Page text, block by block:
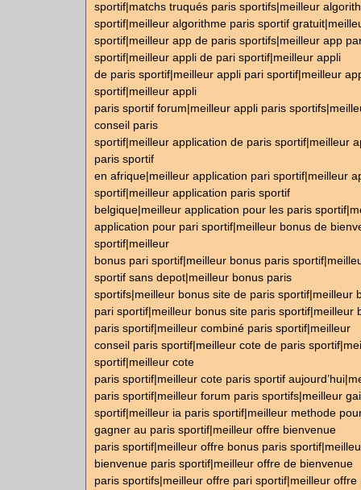
sportif|matchs truqués paris sportifs|meilleur
sportif|meilleur algorithme paris sportif
sportif|meilleur app de paris sportifs|meilleur app
sportif|meilleur appli de pari sportif|meilleur appli
de paris sportif|meilleur appli pari sportif|meilleur
sportif|meilleur appli
paris sportif forum|meilleur appli paris
conseil paris
sportif|meilleur application de paris sportif|meilleur
paris sportif
en afrique|meilleur application pari sportif|meilleur
sportif|meilleur application paris sportif
belgique|meilleur application pour les paris
application pour pari sportif|meilleur bonus de
sportif|meilleur
bonus pari sportif|meilleur bonus paris
sportif sans depot|meilleur bonus paris
sportifs|meilleur bonus site de paris sportif|meilleur
pari sportif|meilleur bonus site paris sportif|meilleur
paris sportif|meilleur combiné paris sportif|meilleur
conseil paris sportif|meilleur cote de paris
sportif|meilleur cote
paris sportif|meilleur cote paris sportif
paris sportif|meilleur forum paris sportifs|meilleur
sportif|meilleur ia paris sportif|meilleur methode
gagner au paris sportif|meilleur offre bienvenue
paris sportif|meilleur offre bonus paris
bienvenue paris sportif|meilleur offre de bienvenue
paris sportifs|meilleur offre pari sportif|meilleur offre